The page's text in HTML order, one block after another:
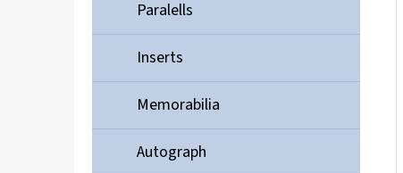
Paralells
Inserts
Memorabilia
Autograph
ULTIMATE GUARD MAGNETIC CARD CASE 35PT